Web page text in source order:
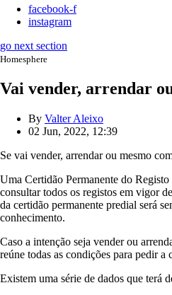
facebook-f
instagram
go next section
Homesphere
Vai vender, arrendar
By Valter Aleixo
02 Jun, 2022, 12:39
Se vai vender, arrendar ou mesmo
Uma Certidão Permanente do
consultar todos os registos em vigor
da certidão permanente predial será
conhecimento.
Caso a intenção seja vender ou
reúne todas as condições para pedir a
Existem uma série de dados que terá